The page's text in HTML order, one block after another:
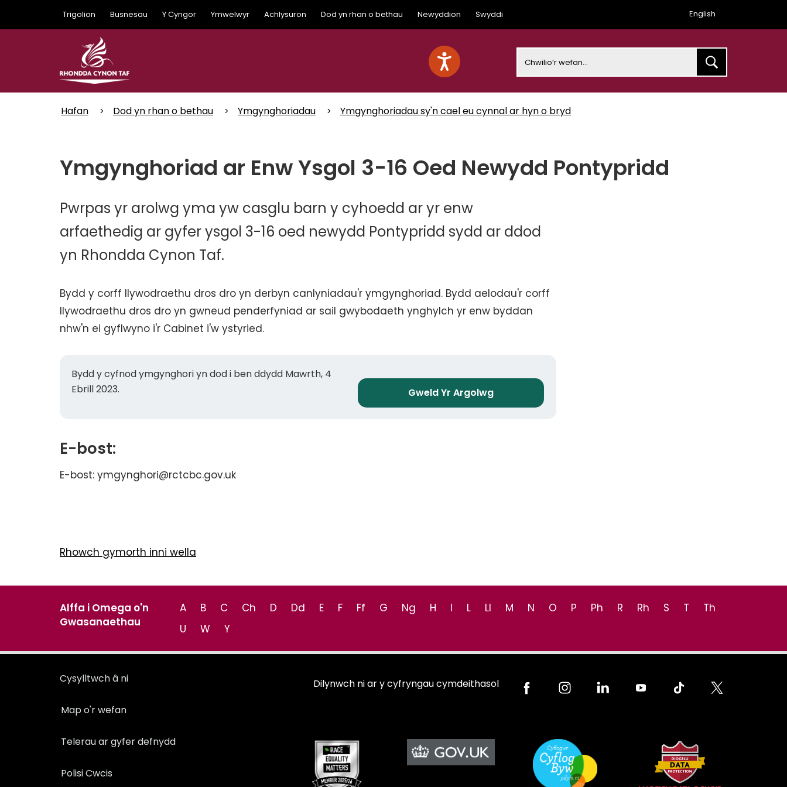
main
Trigolion Busnesau Y Cyngor Ymwelwyr Achlysuron Dod yn rhan o bethau Newyddion Swyddi English
Hafan Dod yn rhan o bethau Ymgynghoriadau Ymgynghoriadau sy'n cael eu cynnal ar hyn o bryd
Ymgynghoriad ar Enw Ysgol 3-16 Oed Newydd Pontypridd
Pwrpas yr arolwg yma yw casglu barn y cyhoedd ar yr enw
arfaethedig ar gyfer ysgol 3-16 oed newydd Pontypridd sydd ar ddod
yn Rhondda Cynon Taf.
Bydd y corff llywodraethu dros dro yn derbyn canlyniadau'r ymgynghoriad. Bydd aelodau'r corff
llywodraethu dros dro yn gwneud penderfyniad ar sail gwybodaeth ynghylch yr enw byddan
nhw'n ei gyflwyno i'r Cabinet i'w ystyried.
Bydd y cyfnod ymgynghori yn dod i ben ddydd Mawrth, 4
Ebrill 2023.
Gweld Yr Argolwg
E-bost:
E-bost: ymgynghori@rctcbc.gov.uk
Rhowch gymorth inni wella
Alffa i Omega o'n
Gwasanaethau
A B C Ch D Dd E F Ff G Ng H I L Ll M N O P Ph R Rh S T
Th
U
W Y
Cysylltwch â ni
Map o'r wefan
Telerau ar gyfer defnydd
Polisi Cwcis
Dilynwch ni ar y cyfryngau cymdeithasol